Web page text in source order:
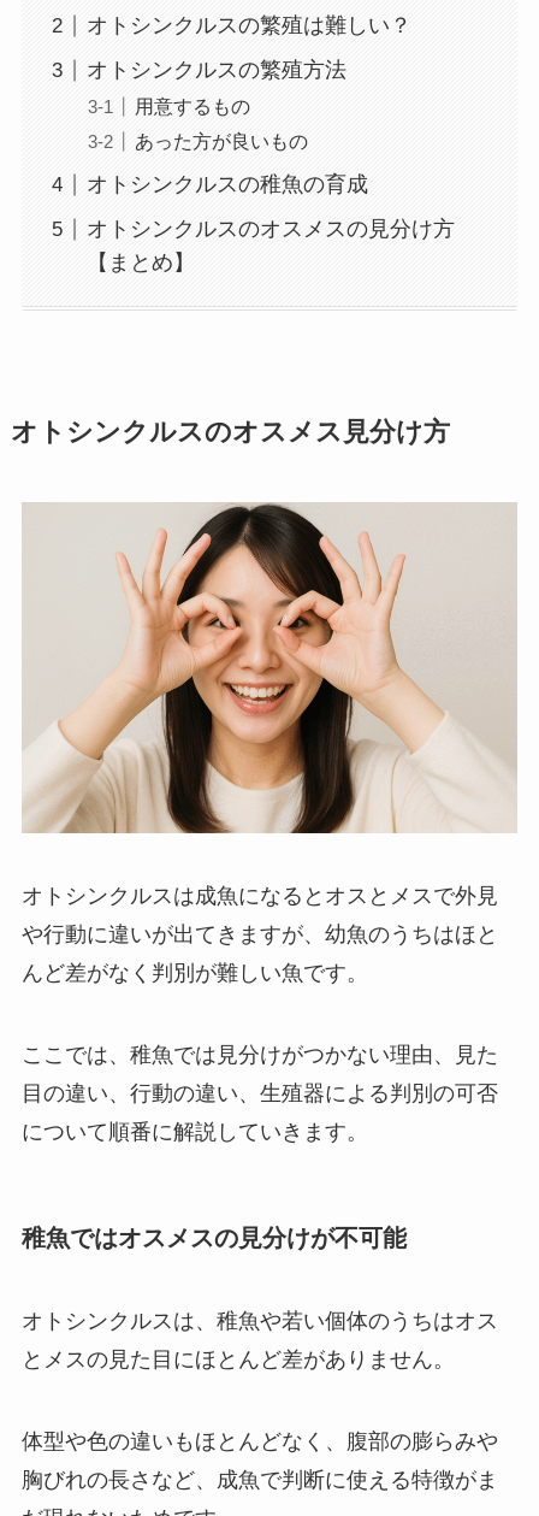
オトシンクルスの繁殖は難しい？
オトシンクルスの繁殖方法
用意するもの
あった方が良いもの
オトシンクルスの稚魚の育成
オトシンクルスのオスメスの見分け方
【まとめ】
オトシンクルスのオスメス見分け方
オトシンクルスは成魚になるとオスとメスで外見
や行動に違いが出てきますが、幼魚のうちはほと
んど差がなく判別が難しい魚です。
ここでは、稚魚では見分けがつかない理由、見た
目の違い、行動の違い、生殖器による判別の可否
について順番に解説していきます。
稚魚ではオスメスの見分けが不可能
オトシンクルスは、稚魚や若い個体のうちはオス
とメスの見た目にほとんど差がありません。
体型や色の違いもほとんどなく、腹部の膨らみや
胸びれの長さなど、成魚で判断に使える特徴がま